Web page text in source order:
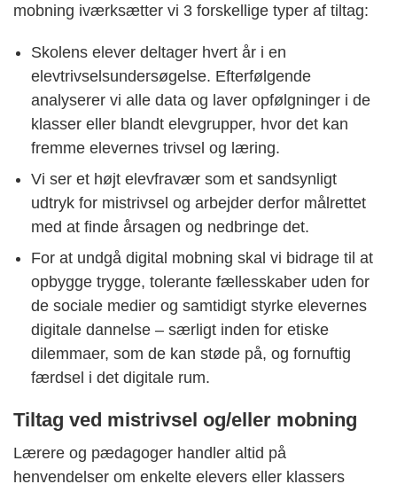
mobning iværksætter vi 3 forskellige typer af tiltag:
Skolens elever deltager hvert år i en
elevtrivselsundersøgelse. Efterfølgende
analyserer vi alle data og laver opfølgninger i de
klasser eller blandt elevgrupper, hvor det kan
fremme elevernes trivsel og læring.
Vi ser et højt elevfravær som et sandsynligt
udtryk for mistrivsel og arbejder derfor målrettet
med at finde årsagen og nedbringe det.
For at undgå digital mobning skal vi bidrage til at
opbygge trygge, tolerante fællesskaber uden for
de sociale medier og samtidigt styrke elevernes
digitale dannelse – særligt inden for etiske
dilemmaer, som de kan støde på, og fornuftig
færdsel i det digitale rum.
Tiltag ved mistrivsel og/eller mobning
Lærere og pædagoger handler altid på
henvendelser om enkelte elevers eller klassers